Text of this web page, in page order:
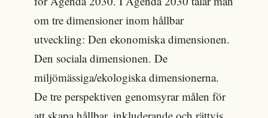
om tre dimensioner inom hållbar
utveckling: Den ekonomiska dimensionen.
Den sociala dimensionen. De
miljömässiga/ekologiska dimensionerna.
De tre perspektiven genomsyrar målen för